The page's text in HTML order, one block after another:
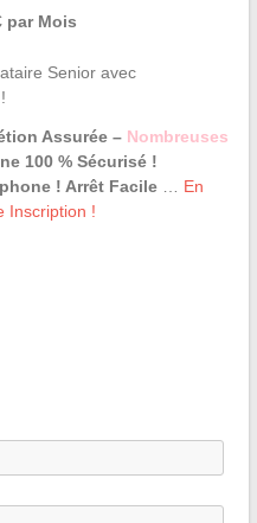
par Mois
Senior avec
Assurée – Nombreuses
100 % Sécurisé !
! Arrêt Facile… En
Inscription !